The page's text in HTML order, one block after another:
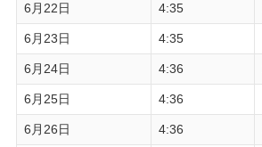
6月22日 4:35
6月23日 4:35
6月24日 4:36
6月25日 4:36
6月26日 4:36